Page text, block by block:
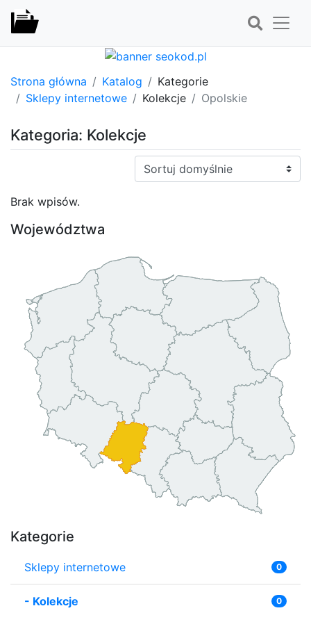
Strona główna Katalog
Kategorie
Sklepy internetowe
Kolekcje Opolskie
Kategoria: Kolekcje
Sortuj:
Brak wpisów.
Województwa
Kategorie
Sklepy internetowe 0
- Kolekcje 0